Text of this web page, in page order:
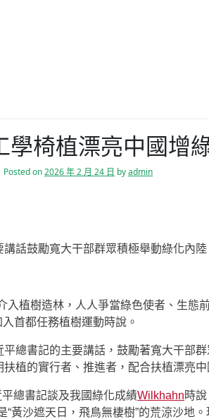
學椅植漂亮中國增
Posted on2026 年 2 月 24 日 byadmin
話鼓勵寬大干部群眾積極舉動綠化內陸
入植樹造林，人人爭當綠色使者、生態
首都任務植樹運動時說。
平總書記的主要講話，鼓勵著寬大干部
植的實行者、推進者，配合扶植漂亮中
平總書記談及我國綠化成績Wilkhahn時
黃沙遮天日，飛鳥無棲樹”的荒涼沙地